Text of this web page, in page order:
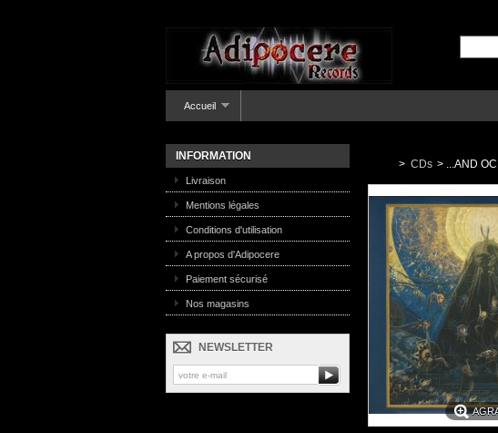
Accueil
INFORMATION
Livraison
Mentions légales
Conditions d'utilisation
A propos d'Adipocere
Paiement sécurisé
Nos magasins
NEWSLETTER
> CDs > ...AND